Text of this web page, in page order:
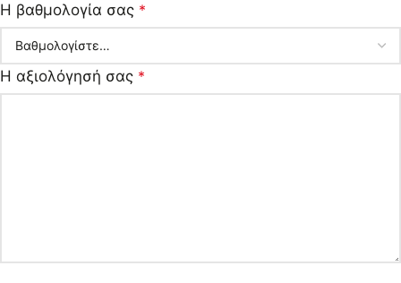
Η βαθμολογία σας *
Η αξιολόγησή σας *